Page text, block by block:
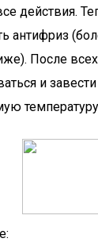
действия.
антифриз
После
и